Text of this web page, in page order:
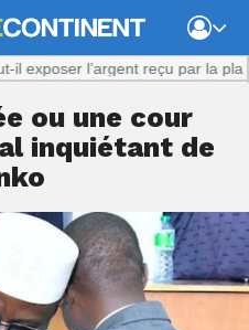
l’argent reçu par la plaignante
ou une cour
inquiétant de